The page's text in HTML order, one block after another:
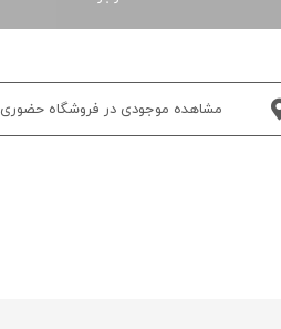
مشاهده موجودی در فروشگاه حضوری‌